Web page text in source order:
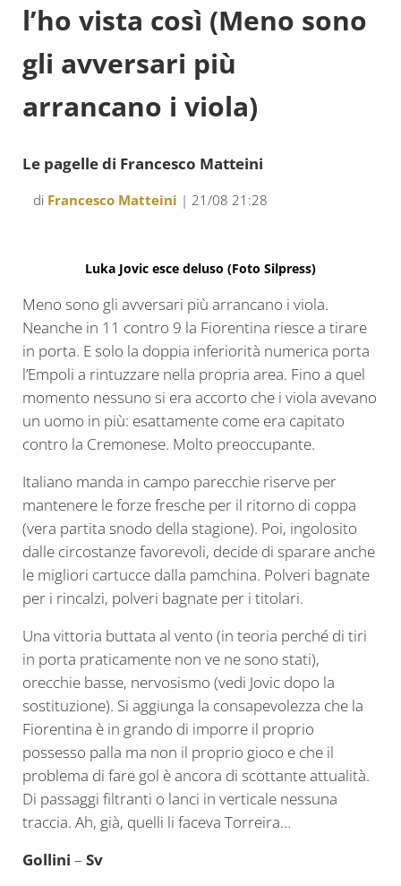
l’ho vista così (Meno sono
gli avversari più
arrancano i viola)
Le pagelle di Francesco Matteini
di Francesco Matteini | 21/08 21:28
Luka Jovic esce deluso (Foto Silpress)
Meno sono gli avversari più arrancano i viola.
Neanche in 11 contro 9 la Fiorentina riesce a tirare
in porta. E solo la doppia inferiorità numerica porta
l’Empoli a rintuzzare nella propria area. Fino a quel
momento nessuno si era accorto che i viola avevano
un uomo in più: esattamente come era capitato
contro la Cremonese. Molto preoccupante.
Italiano manda in campo parecchie riserve per
mantenere le forze fresche per il ritorno di coppa
(vera partita snodo della stagione). Poi, ingolosito
dalle circostanze favorevoli, decide di sparare anche
le migliori cartucce dalla pamchina. Polveri bagnate
per i rincalzi, polveri bagnate per i titolari.
Una vittoria buttata al vento (in teoria perché di tiri
in porta praticamente non ve ne sono stati),
orecchie basse, nervosismo (vedi Jovic dopo la
sostituzione). Si aggiunga la consapevolezza che la
Fiorentina è in grando di imporre il proprio
possesso palla ma non il proprio gioco e che il
problema di fare gol è ancora di scottante attualità.
Di passaggi filtranti o lanci in verticale nessuna
traccia. Ah, già, quelli li faceva Torreira…
Gollini – Sv